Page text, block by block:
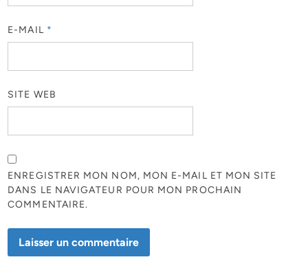
E-MAIL *
SITE WEB
ENREGISTRER MON NOM, MON E-MAIL ET MON SITE
DANS LE NAVIGATEUR POUR MON PROCHAIN
COMMENTAIRE.